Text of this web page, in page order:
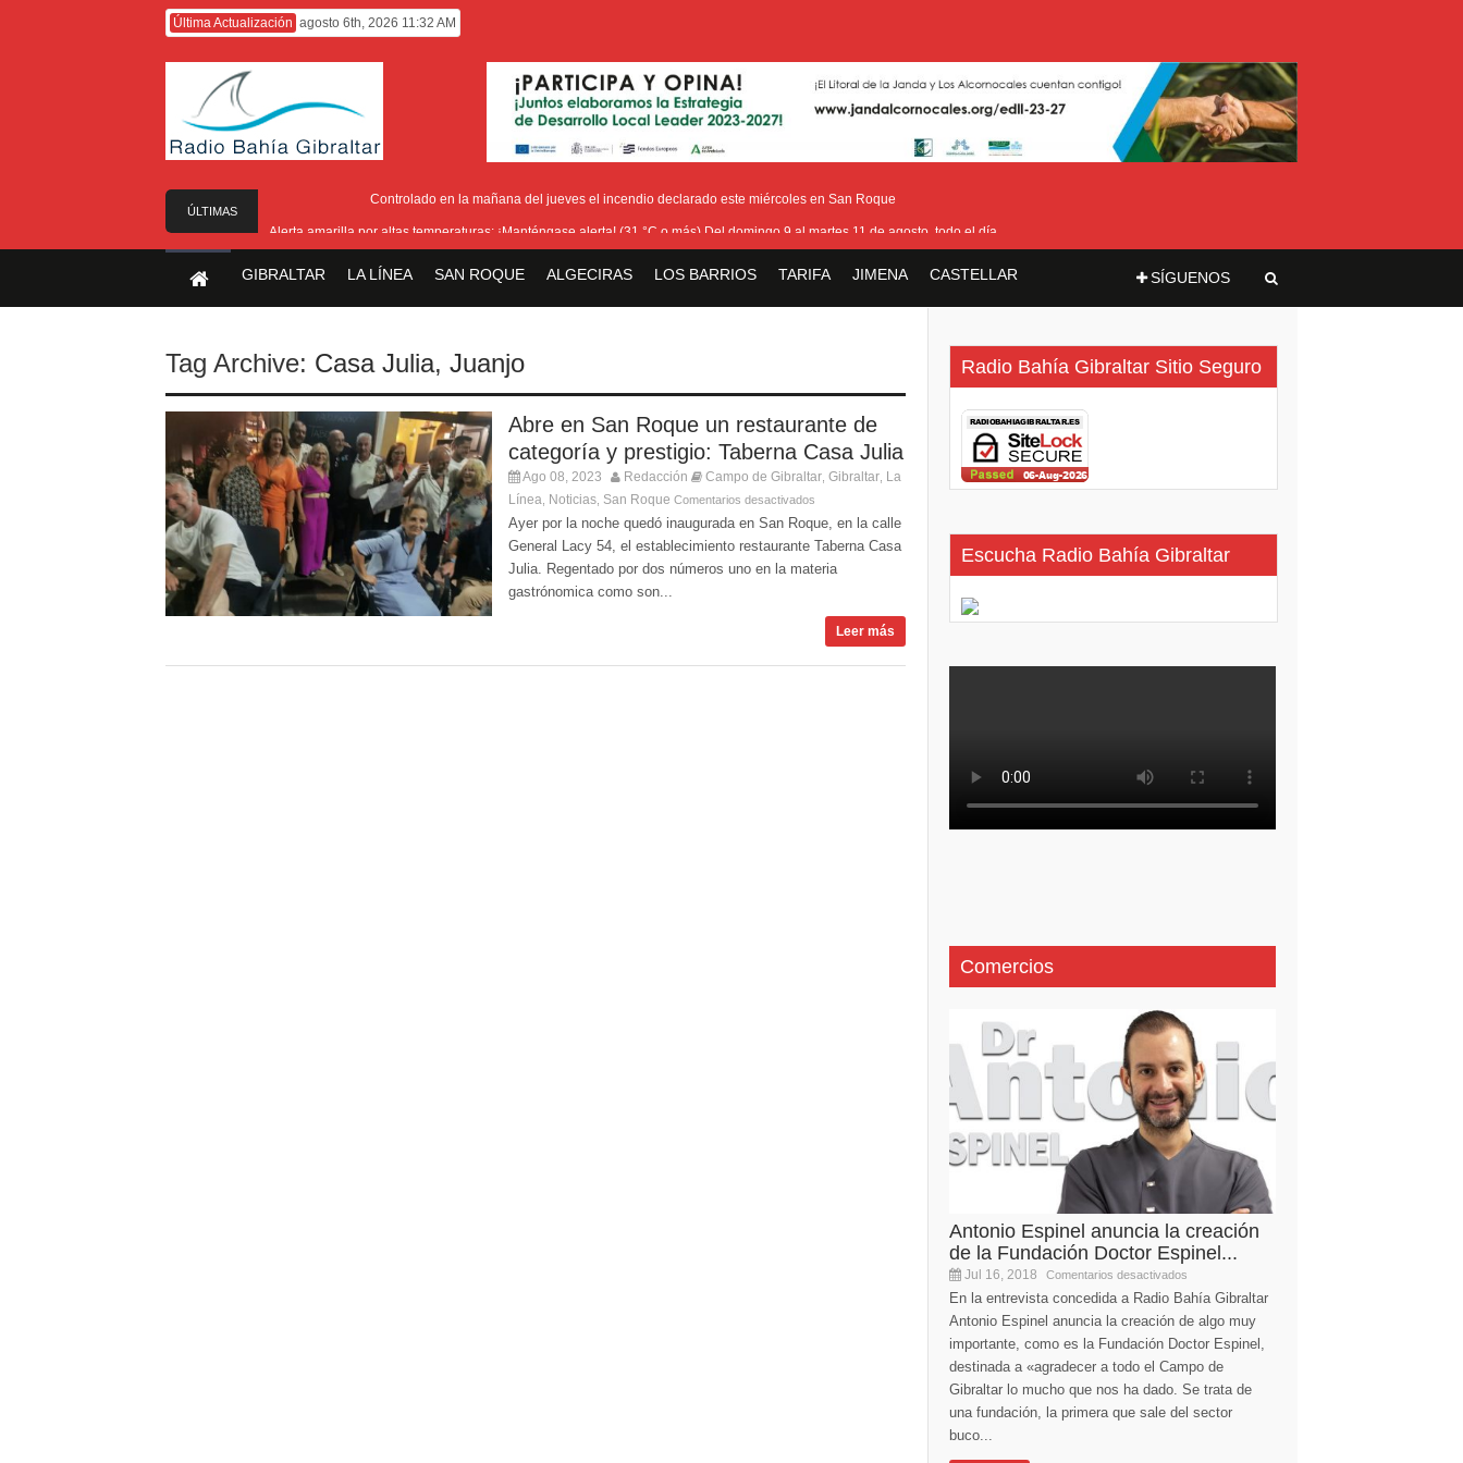
Última Actualización agosto 6th, 2026 11:32 AM
ÚLTIMAS
NOTICIAS
Controlado en la mañana del jueves el incendio declarado este miércoles en San Roque
Alerta amarilla por altas temperaturas: ¡Manténgase alerta! (31 °C o más) Del domingo 9 al martes 11 de agosto, todo el día
GIBRALTAR LA LÍNEA SAN ROQUE ALGECIRAS LOS BARRIOS TARIFA JIMENA CASTELLAR SÍGUENOS
Tag Archive: Casa Julia, Juanjo
Abre en San Roque un restaurante de
categoría y prestigio: Taberna Casa Julia
Ago 08, 2023 Redacción Campo de Gibraltar Gibraltar La
Línea Noticias San Roque Comentarios desactivados
Ayer por la noche quedó inaugurada en San Roque, en la calle
General Lacy 54, el establecimiento restaurante Taberna Casa
Julia. Regentado por dos números uno en la materia
gastrónomica como son...
Leer más
Radio Bahía Gibraltar Sitio Seguro
Escucha Radio Bahía Gibraltar
Comercios
Antonio Espinel anuncia la creación
de la Fundación Doctor Espinel...
Jul 16, 2018 Comentarios desactivados
En la entrevista concedida a Radio Bahía Gibraltar
Antonio Espinel anuncia la creación de algo muy
importante, como es la Fundación Doctor Espinel,
destinada a «agradecer a todo el Campo de
Gibraltar lo mucho que nos ha dado. Se trata de
una fundación, la primera que sale del sector
buco...